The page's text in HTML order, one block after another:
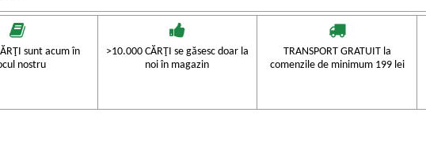
sunt acum în
nostru
>10.000 CĂRŢI se găsesc doar la
noi în magazin
TRANSPORT GRATUIT la
comenzile de minimum 199 lei